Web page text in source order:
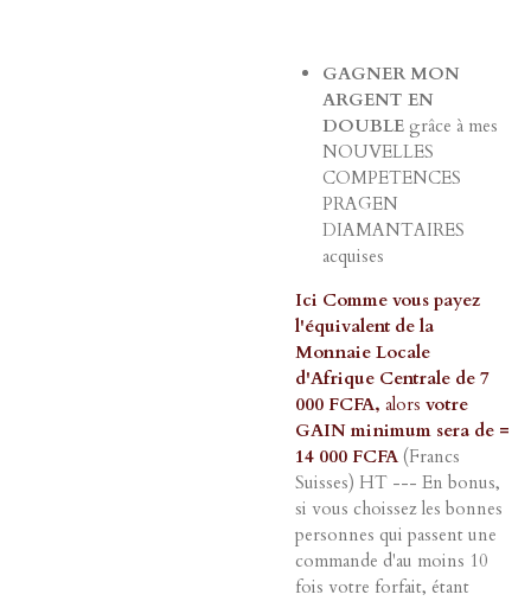
GAGNER MON
ARGENT EN
DOUBLE grâce à mes
NOUVELLES
COMPETENCES
PRAGEN
DIAMANTAIRES
acquises
Ici Comme vous payez
l'équivalent de la
Monnaie Locale
d'Afrique Centrale de 7
000 FCFA, alors votre
GAIN minimum sera de =
14 000 FCFA (Francs
Suisses) HT --- En bonus,
si vous choissez les bonnes
personnes qui passent une
commande d'au moins 10
fois votre forfait, étant